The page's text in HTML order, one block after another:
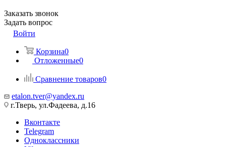
Заказать звонок
Задать вопрос
Войти
Корзина0
Отложенные0
Сравнение товаров0
etalon.tver@yandex.ru
г.Тверь, ул.Фадеева, д.16
Вконтакте
Telegram
Одноклассники